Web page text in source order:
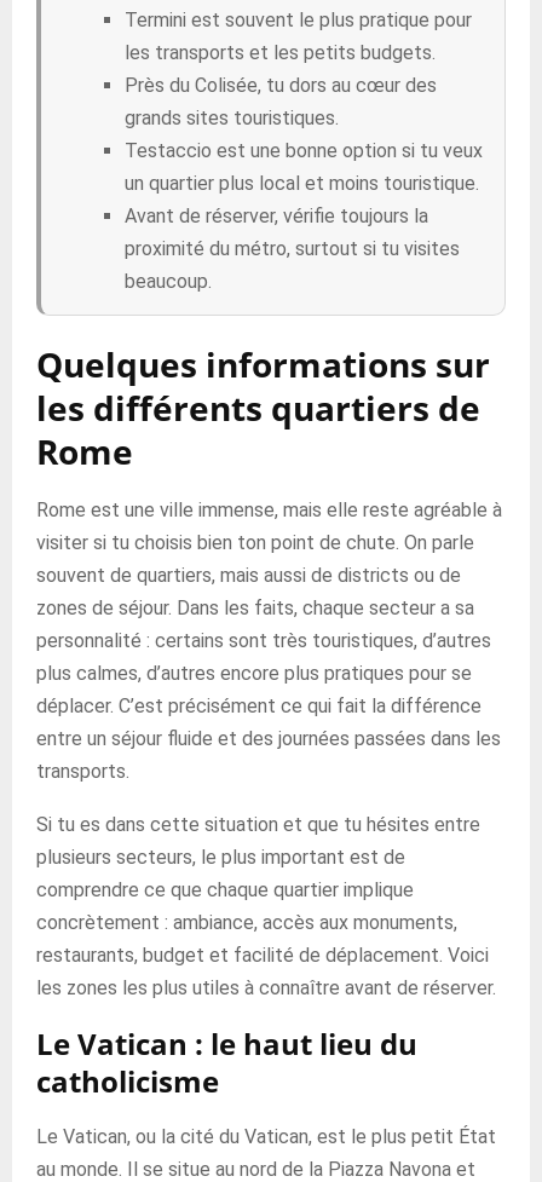
Termini est souvent le plus pratique pour
les transports et les petits budgets.
Près du Colisée, tu dors au cœur des
grands sites touristiques.
Testaccio est une bonne option si tu veux
un quartier plus local et moins touristique.
Avant de réserver, vérifie toujours la
proximité du métro, surtout si tu visites
beaucoup.
Quelques informations sur
les différents quartiers de
Rome
Rome est une ville immense, mais elle reste agréable à
visiter si tu choisis bien ton point de chute. On parle
souvent de quartiers, mais aussi de districts ou de
zones de séjour. Dans les faits, chaque secteur a sa
personnalité : certains sont très touristiques, d’autres
plus calmes, d’autres encore plus pratiques pour se
déplacer. C’est précisément ce qui fait la différence
entre un séjour fluide et des journées passées dans les
transports.
Si tu es dans cette situation et que tu hésites entre
plusieurs secteurs, le plus important est de
comprendre ce que chaque quartier implique
concrètement : ambiance, accès aux monuments,
restaurants, budget et facilité de déplacement. Voici
les zones les plus utiles à connaître avant de réserver.
Le Vatican : le haut lieu du
catholicisme
Le Vatican, ou la cité du Vatican, est le plus petit État
au monde. Il se situe au nord de la Piazza Navona et